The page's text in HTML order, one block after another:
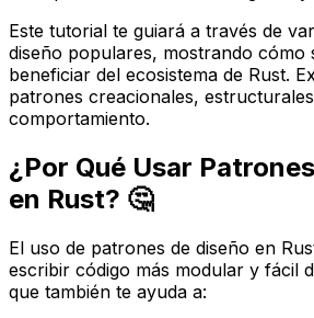
Este tutorial te guiará a través de
diseño populares, mostrando cómo
beneficiar del ecosistema de Rust.
patrones creacionales,
comportamiento.
¿Por Qué Usar
en Rust? 🤔
El uso de patrones de diseño en
escribir código más modular y fácil
que también te ayuda a: